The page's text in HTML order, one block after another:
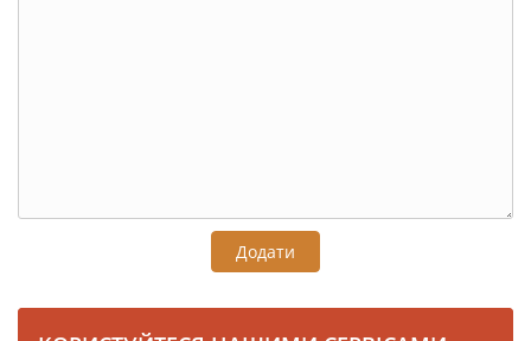
Додати